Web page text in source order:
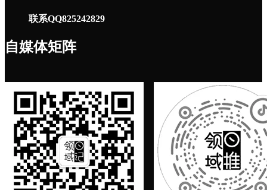
联系QQ825242829
自媒体矩阵